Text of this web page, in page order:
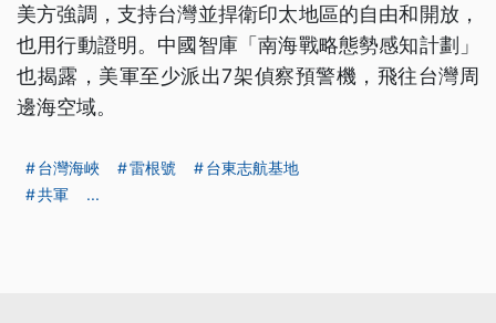
美方強調，支持台灣並捍衛印太地區的自由和開放，
也用行動證明。中國智庫「南海戰略態勢感知計劃」
也揭露，美軍至少派出7架偵察預警機，飛往台灣周
邊海空域。
台灣海峽 雷根號
台東志航基地
共軍
...